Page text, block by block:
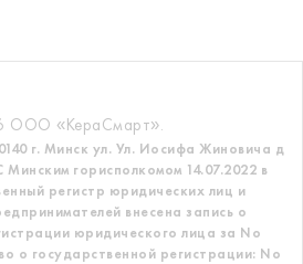
ООО «КераСмарт».
г. Минск ул. Ул. Иосифа Жиновича д
Минским горисполкомом 14.07.2022 в
регистр юридических лиц и
внесена запись о
юридического лица за No
о государственной регистрации: No